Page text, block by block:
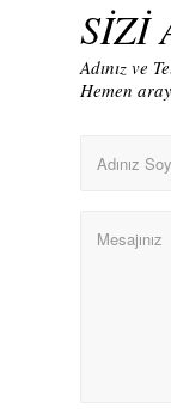
SİZİ
Adınız ve
Hemen